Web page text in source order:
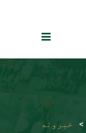
> خبرونه